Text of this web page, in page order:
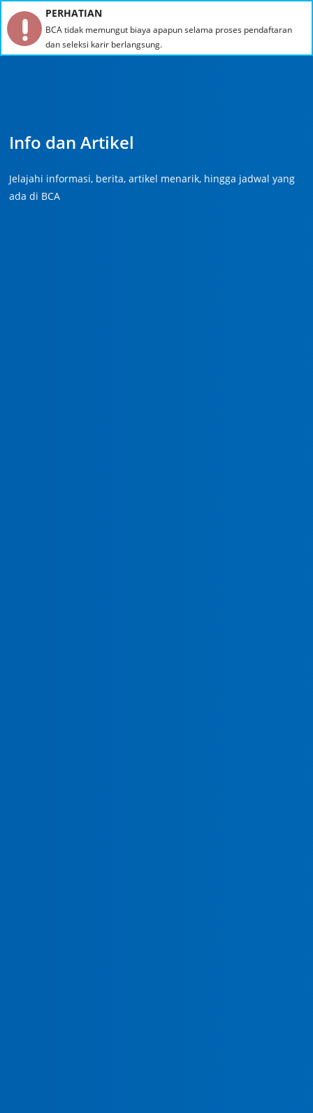
PERHATIAN
BCA tidak memungut biaya apapun selama proses pendaftaran
dan seleksi karir berlangsung.
Info dan Artikel
Jelajahi informasi, berita, artikel menarik, hingga jadwal yang
ada di BCA